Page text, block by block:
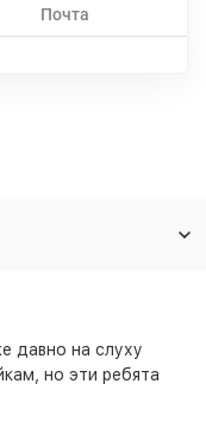
Почта
давно на слуху
но эти ребята